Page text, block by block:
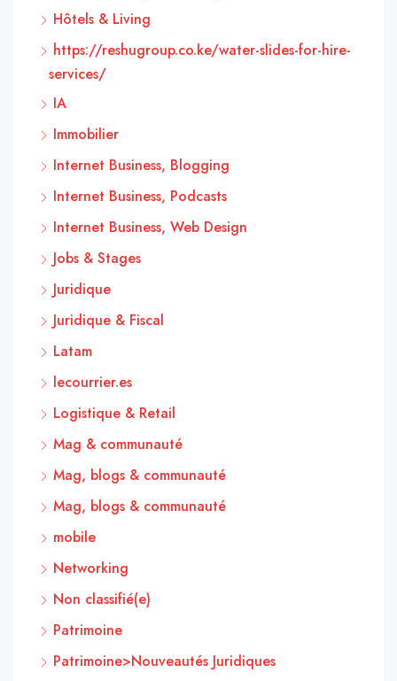
Hôtels & Living
https://reshugroup.co.ke/water-slides-for-hire-
services/
IA
Immobilier
Internet Business, Blogging
Internet Business, Podcasts
Internet Business, Web Design
Jobs & Stages
Juridique
Juridique & Fiscal
Latam
lecourrier.es
Logistique & Retail
Mag & communauté
Mag, blogs & communauté
Mag, blogs & communauté
mobile
Networking
Non classifié(e)
Patrimoine
Patrimoine>Nouveautés Juridiques